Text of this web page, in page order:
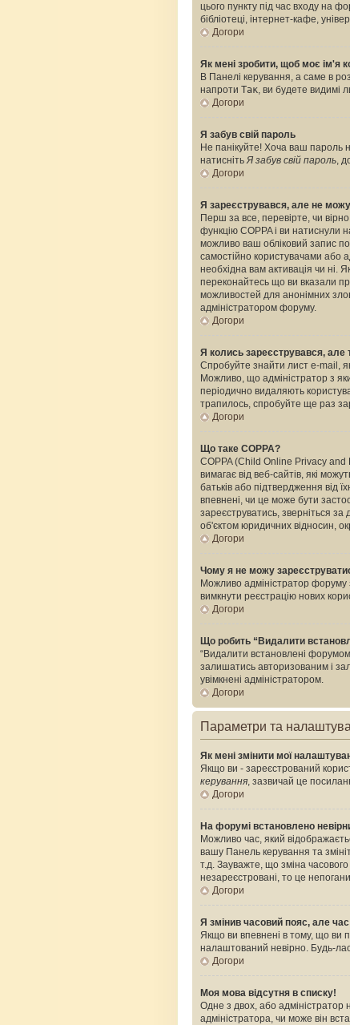
цього пункту під час входу на
бібліотеці, інтернет-кафе,
Догори
Як мені зробити, щоб моє ім'я
В Панелі керування, а саме в
напроти Так, ви будете видимі
Догори
Я забув свій пароль
Не панікуйте! Хоча ваш пароль
натиснітьЯ забув свій пароль,
Догори
Я зареєструвався, але не
Перш за все, перевірте, чи
функцію COPPA і ви натиснули
можливо ваш обліковий запис
самостійно користувачами або
необхідна вам активація чи
переконайтесь що ви вказали
можливостей для анонімних
адміністратором форуму.
Догори
Я колись зареєструвався,
Спробуйте знайти лист e-mail,
Можливо, що адміністратор з
періодично видаляють
трапилось, спробуйте ще раз
Догори
Що таке COPPA?
COPPA (Child Online Privacy and
вимагає від веб-сайтів, які
батьків або підтвердження від
впевнені, чи це може бути
зареєструватись, зверніться
об'єктом юридичних відносин,
Догори
Чому я не можу
Можливо адміністратор форуму
вимкнути реєстрацію нових
Догори
Що робить “Видалити
“Видалити встановлені
залишатись авторизованим і
увімкнені адміністратором.
Догори
Параметри та
Як мені змінити мої
Якщо ви - зареєстрований
керування, зазвичай це
Догори
На форумі встановлено
Можливо час, який
вашу Панель керування та
т.д. Зауважте, що зміна
незареєстровані, то це
Догори
Я змінив часовий пояс, але
Якщо ви впевнені в тому, що ви
налаштований невірно. Будь-
Догори
Моя мова відсутня в списку!
Одне з двох, або
адміністратора, чи може він